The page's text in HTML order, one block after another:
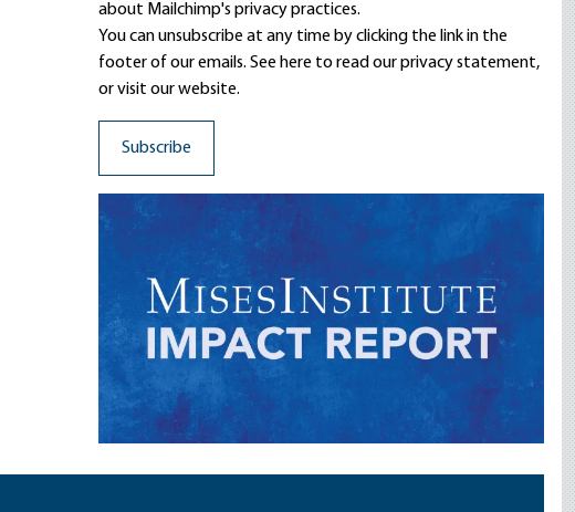
about Mailchimp's privacy practices.
You can unsubscribe at any time by clicking the link in the
footer of our emails. See here to read ourprivacy statement,
or visit our website.